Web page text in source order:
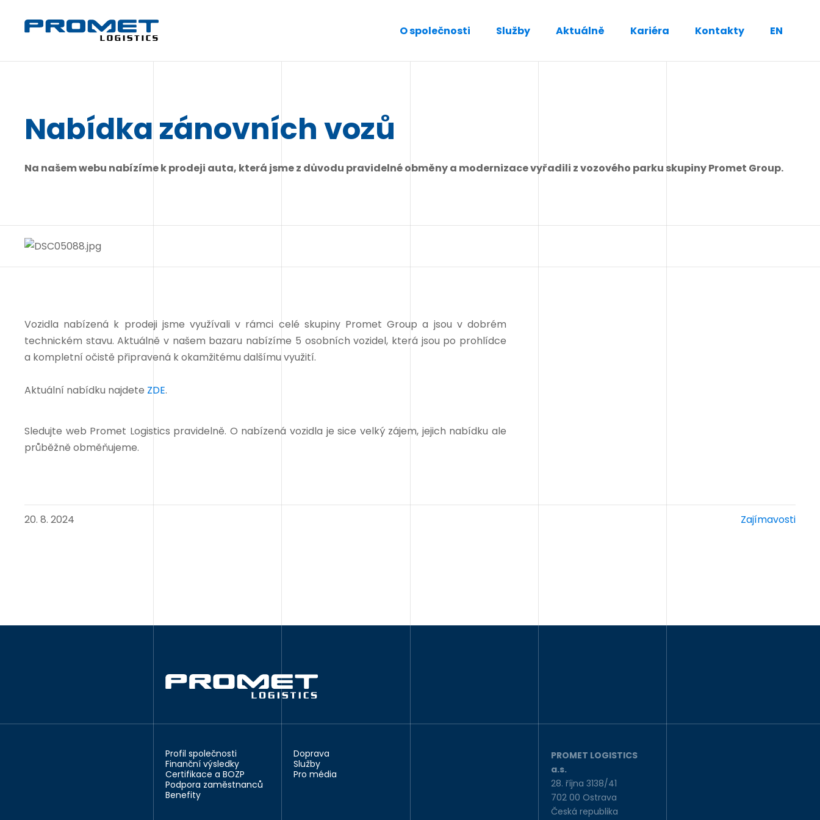
O společnosti Služby Aktuálně Kariéra Kontakty EN
Nabídka zánovních vozů
Na našem webu nabízíme k prodeji auta, která jsme z důvodu pravidelné obměny a modernizace vyřadili z vozového parku skupiny Promet Group.
Vozidla nabízená k prodeji jsme využívali v rámci celé skupiny Promet Group a jsou v dobrém
technickém stavu. Aktuálně v našem bazaru nabízíme 5 osobních vozidel, která jsou po prohlídce
a kompletní očistě připravená k okamžitému dalšímu využití.
Aktuální nabídku najdete ZDE.
Sledujte web Promet Logistics pravidelně. O nabízená vozidla je sice velký zájem, jejich nabídku ale
průběžně obměňujeme.
20. 8. 2024 Zajímavosti
Profil společnosti
Finanční výsledky
Certifikace a BOZP
Podpora zaměstnanců
Benefity
Doprava
Služby
Pro média
PROMET LOGISTICS
a.s.
28. října 3138/41
702 00 Ostrava
Česká republika